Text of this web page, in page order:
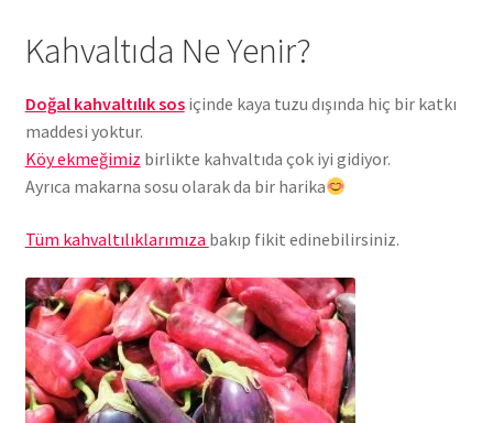
Kahvaltıda Ne Yenir?
Doğal kahvaltılık sosiçinde kaya tuzu dışında hiç bir katkı
maddesi yoktur.
Köy ekmeğimiz birlikte kahvaltıda çok iyi gidiyor.
Ayrıca makarna sosu olarak da bir harika
Tüm kahvaltılıklarımıza bakıp fikit edinebilirsiniz.